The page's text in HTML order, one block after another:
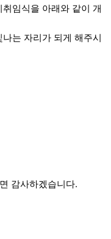
임식을 아래와 같이 개
는 자리가 되게 해주시
감사하겠습니다.